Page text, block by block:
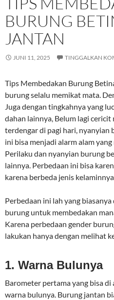
BURUNG
JANTAN
JUNI 11, 2025 TINGGALKAN
Tips Membedakan Burung
burung selalu memikat mata.
Juga dengan tingkahnya yang
dahan lainnya, Belum lagi
terdengar di pagi hari, nyanyian
ini bisa menjadi alarm alam
Perilaku dan nyanyian burung
lainnya. Perbedaan ini bisa
karena berbeda jenis
Perbedaan ini lah yang
burung untuk membedakan
Karena perbedaan gender
lakukan hanya dengan melihat
1. Warna Bulunya
Barometer pertama yang bisa
warna bulunya. Burung jantan